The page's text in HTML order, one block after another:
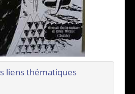
liens thématiques